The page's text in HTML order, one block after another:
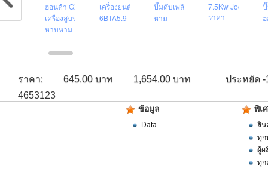
บเพลิง 750GPMฮอนด้า GX690
เครื่องสูบน้ำดับเพลิง
หาบหาม
เครื่องยนต์ Cummins
6BTA5.9 - C180
ปั๊มดับเพลิงดีเซล หาบ
หาม
7.5Kw Jockey
ราคา
ราคา: 645.00 บาท 1,654.00 บาท
ประหยัด -
4653123
ข้อมูล
Data
พิเ
สิน
ทุก
ผู้ผ
ทุก